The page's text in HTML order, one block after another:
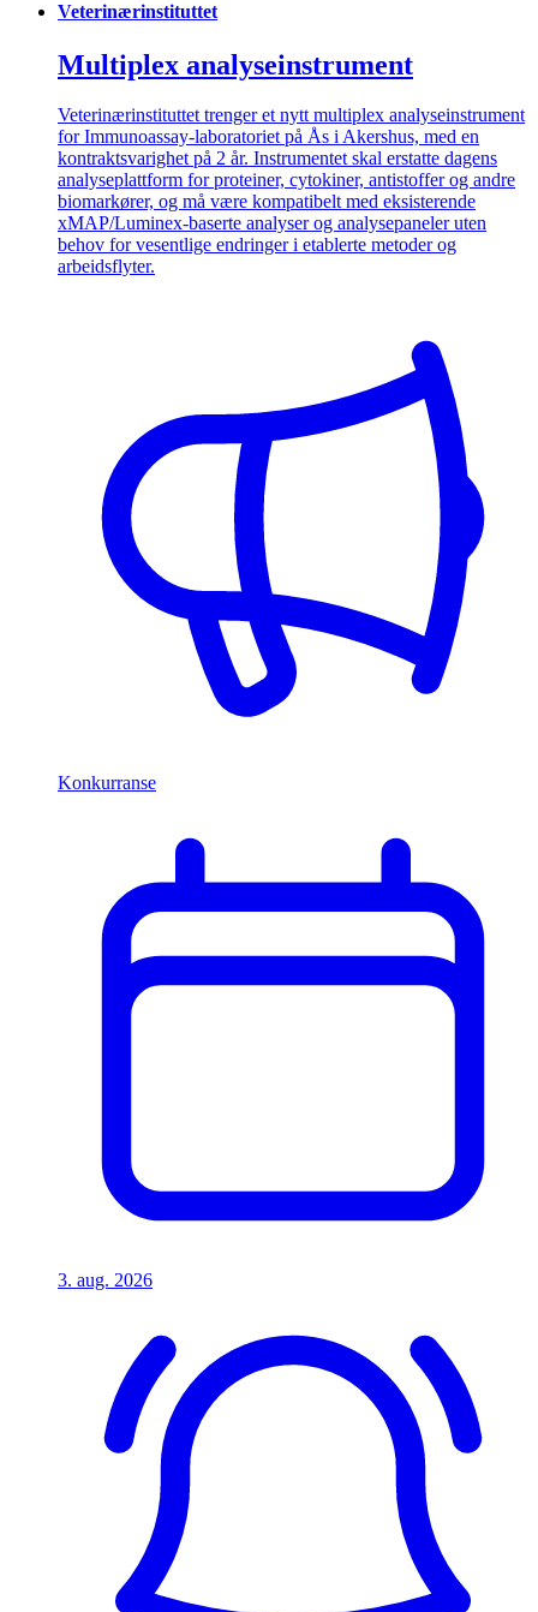
Veterinærinstituttet
Multiplex analyseinstrument
Veterinærinstituttet trenger et nytt multiplex analyseinstrument
for Immunoassay-laboratoriet på Ås i Akershus, med en
kontraktsvarighet på 2 år. Instrumentet skal erstatte dagens
analyseplattform for proteiner, cytokiner, antistoffer og andre
biomarkører, og må være kompatibelt med eksisterende
xMAP/Luminex-baserte analyser og analysepaneler uten
behov for vesentlige endringer i etablerte metoder og
arbeidsflyter.
Konkurranse
3. aug. 2026